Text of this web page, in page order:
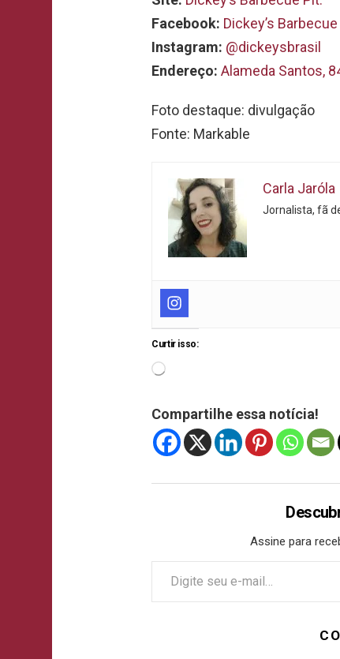
Facebook: Dickey’s
Instagram: @dickeysbrasil
Endereço: Alameda Santos,
Foto destaque: divulgação
Fonte: Markable
Carla Jaróla
Jornalista, fã
Curtir isso:
Compartilhe essa notícia!
Assine para